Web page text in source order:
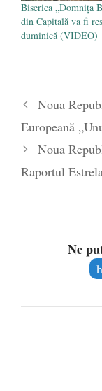
Biserica „Domnița
din Capitală va fi
duminică (VIDEO)
Noua
Europeană
Noua
Raportul
Ne